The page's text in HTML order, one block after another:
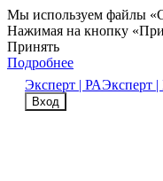
Мы используем файлы
Нажимая на кнопку
Принять
Подробнее
Эксперт | РАЭксперт |
Вход